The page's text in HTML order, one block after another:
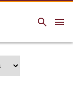
menu
search